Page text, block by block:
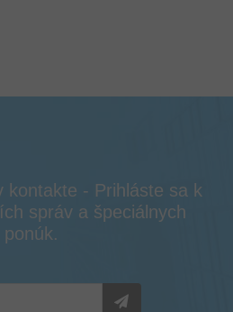
kontakte - Prihláste sa k
správ a špeciálnych
ponúk.